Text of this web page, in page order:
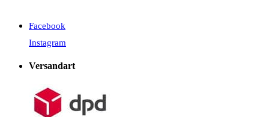
Facebook
Instagram
Versandart